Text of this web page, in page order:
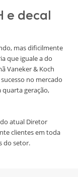
e decal
mas dificilmente
que iguale a do
Vaneker & Koch
no mercado
quarta geração,
atual Diretor
clientes em toda
do setor.